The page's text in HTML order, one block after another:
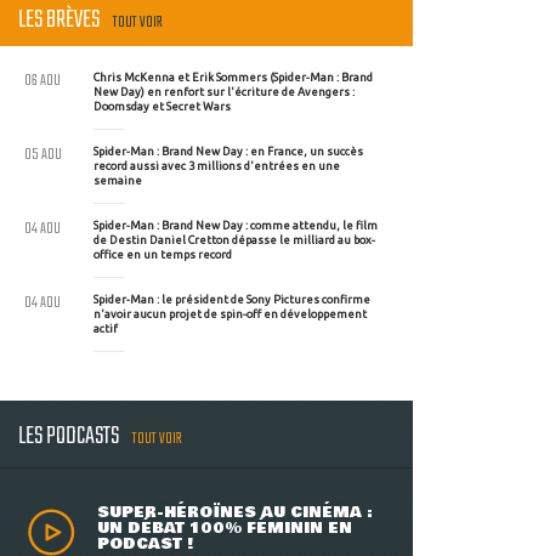
LES BRÈVES TOUT VOIR
Chris McKenna et Erik Sommers (Spider-Man : Brand
New Day) en renfort sur l'écriture de Avengers :
Doomsday et Secret Wars
06 AOU
Spider-Man : Brand New Day : en France, un succès
record aussi avec 3 millions d'entrées en une
semaine
05 AOU
Spider-Man : Brand New Day : comme attendu, le film
de Destin Daniel Cretton dépasse le milliard au box-
office en un temps record
04 AOU
Spider-Man : le président de Sony Pictures confirme
n'avoir aucun projet de spin-off en développement
actif
04 AOU
LES PODCASTS TOUT VOIR
SUPER-HÉROÏNES AU CINÉMA :
UN DÉBAT 100% FÉMININ EN
PODCAST !